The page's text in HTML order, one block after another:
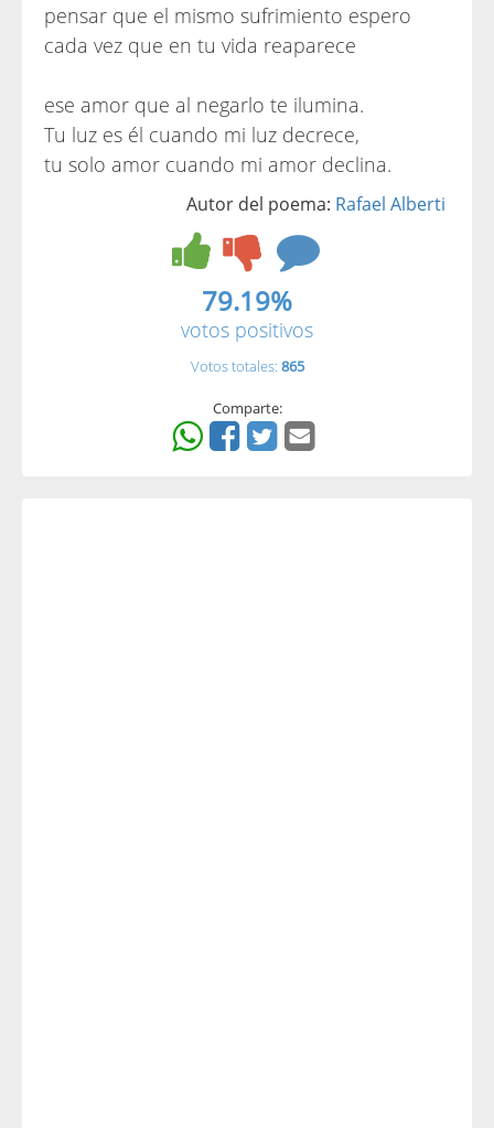
pensar que el mismo sufrimiento espero
cada vez que en tu vida reaparece
ese amor que al negarlo te ilumina.
Tu luz es él cuando mi luz decrece,
tu solo amor cuando mi amor declina.
Autor del poema: Rafael Alberti
79.19%
votos positivos
Votos totales: 865
Comparte: